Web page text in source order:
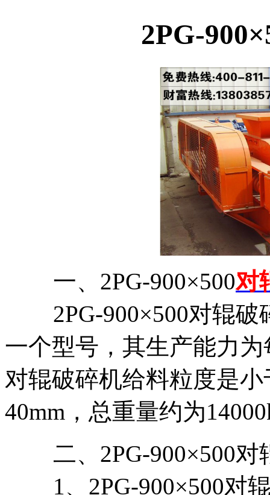
2PG-
一、2PG-900×500对
2PG-900×500对辊破
一个型号，其生产能力为
对辊破碎机给料粒度是
40mm，总重量约为
二、2PG-900×500对
1、2PG-900×500对辊